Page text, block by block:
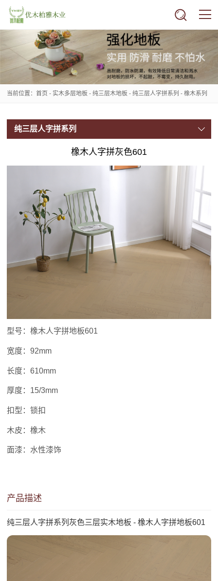
当前位置： 首页 - 实木多层地板 - 纯三层木地板 - 纯三层人字拼系列 - 橡木系列
纯三层人字拼系列
橡木人字拼灰色601
型号：橡木人字拼地板601
宽度：92mm
长度：610mm
厚度：15/3mm
扣型：锁扣
木皮：橡木
面漆：水性漆饰
产品描述
纯三层人字拼系列灰色三层实木地板 - 橡木人字拼地板601